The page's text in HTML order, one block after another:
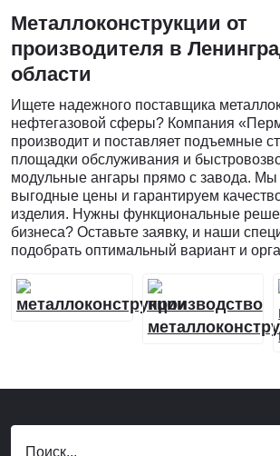
Металлоконструкции от
производителя в
области
Ищете надежного поставщика
нефтегазовой сферы? Компания
производит и поставляет подъемные
площадки обслуживания и
модульные ангары прямо с завода. Мы
выгодные цены и гарантируем
изделия. Нужны функциональные
бизнеса? Оставьте заявку, и наши
подобрать оптимальный вариант и